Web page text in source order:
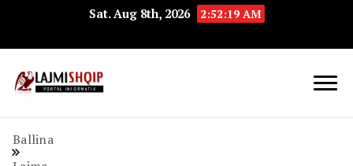
Sat. Aug 8th, 2026 2:52:19 AM
Ballina